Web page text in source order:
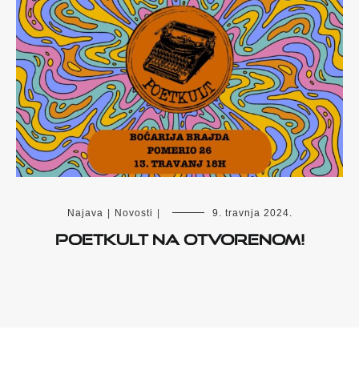
Najava Novosti 9. travnja 2024.
Poetkult na otvorenom!